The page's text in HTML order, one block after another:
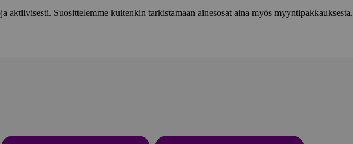
aktiivisesti. Suosittelemme kuitenkin tarkistamaan ainesosat aina myös myyntipakkauksesta.